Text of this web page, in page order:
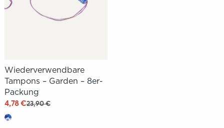
Wiederverwendbare
Tampons – Garden – 8er-
Packung
4,78 €23,90 €